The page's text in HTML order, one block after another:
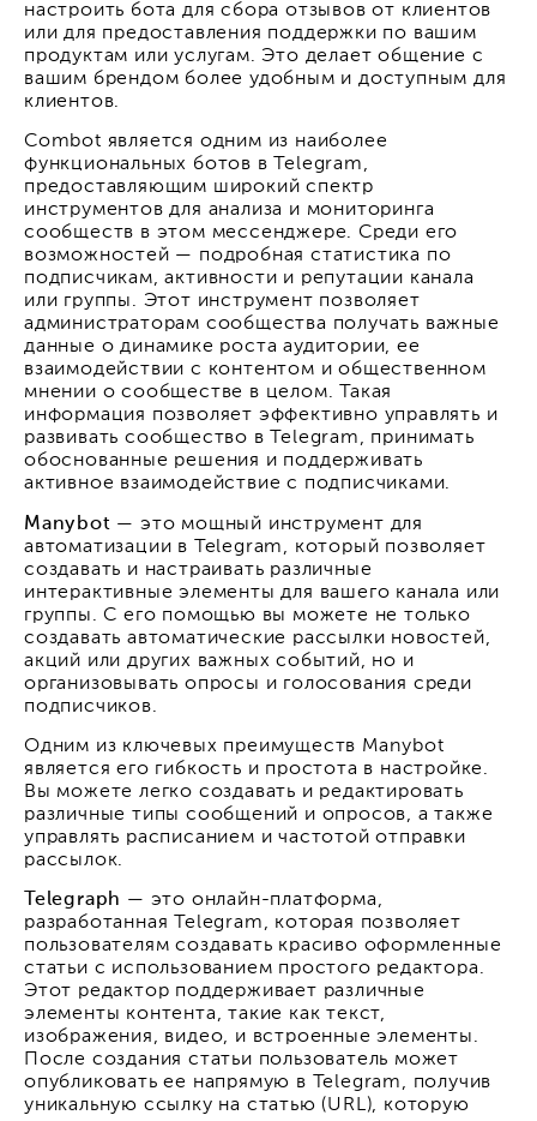
настроить бота для сбора отзывов от клиентов
или для предоставления поддержки по вашим
продуктам или услугам. Это делает общение с
вашим брендом более удобным и доступным для
клиентов.
Combot является одним из наиболее
функциональных ботов в Telegram,
предоставляющим широкий спектр
инструментов для анализа и мониторинга
сообществ в этом мессенджере. Среди его
возможностей — подробная статистика по
подписчикам, активности и репутации канала
или группы. Этот инструмент позволяет
администраторам сообщества получать важные
данные о динамике роста аудитории, ее
взаимодействии с контентом и общественном
мнении о сообществе в целом. Такая
информация позволяет эффективно управлять и
развивать сообщество в Telegram, принимать
обоснованные решения и поддерживать
активное взаимодействие с подписчиками.
Manybot — это мощный инструмент для
автоматизации в Telegram, который позволяет
создавать и настраивать различные
интерактивные элементы для вашего канала или
группы. С его помощью вы можете не только
создавать автоматические рассылки новостей,
акций или других важных событий, но и
организовывать опросы и голосования среди
подписчиков.
Одним из ключевых преимуществ Manybot
является его гибкость и простота в настройке.
Вы можете легко создавать и редактировать
различные типы сообщений и опросов, а также
управлять расписанием и частотой отправки
рассылок.
Telegraph — это онлайн-платформа,
разработанная Telegram, которая позволяет
пользователям создавать красиво оформленные
статьи с использованием простого редактора.
Этот редактор поддерживает различные
элементы контента, такие как текст,
изображения, видео, и встроенные элементы.
После создания статьи пользователь может
опубликовать ее напрямую в Telegram, получив
уникальную ссылку на статью (URL), которую